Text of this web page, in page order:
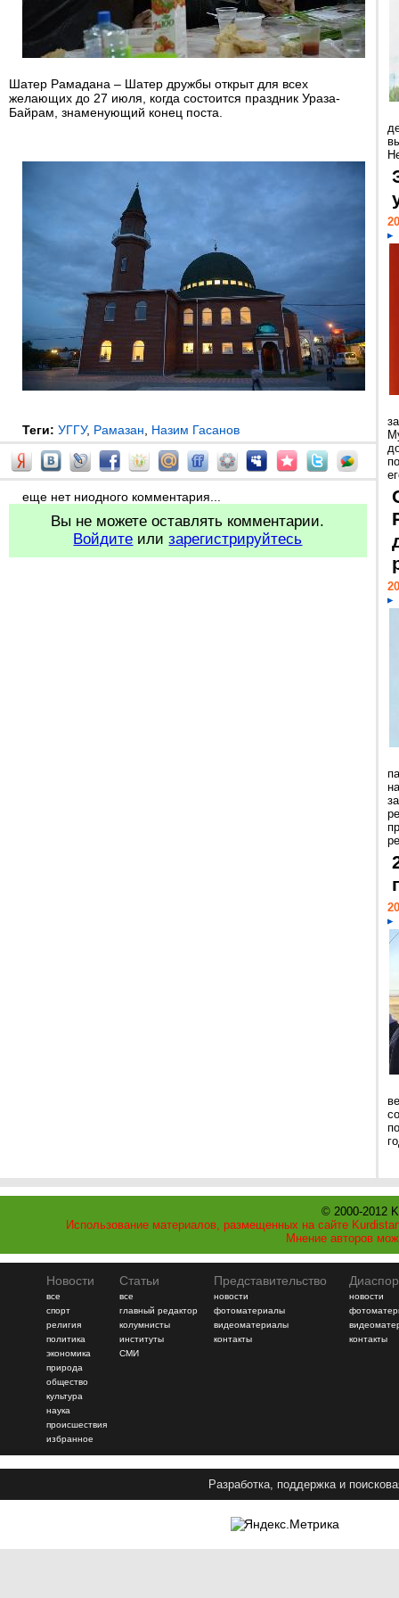
Шатер Рамадана – Шатер дружбы открыт для всех
желающих до 27 июля, когда состоится праздник Ураза-
Байрам, знаменующий конец поста.
Теги: УГГУ, Рамазан Назим Гасанов
еще нет ниодного комментария...
Вы не можете оставлять комментарии.
Войдите илизарегистрируйтесь
© 2000-2012
Использование материалов, размещенных на сайте
Мнение авторов
Новости
все
спорт
религия
политика
экономика
природа
общество
культура
наука
происшествия
избранное
Статьи
все
главный редактор
колумнисты
институты
СМИ
Представительство
новости
фотоматериалы
видеоматериалы
контакты
новости
контакты
Разработка, поддержка и